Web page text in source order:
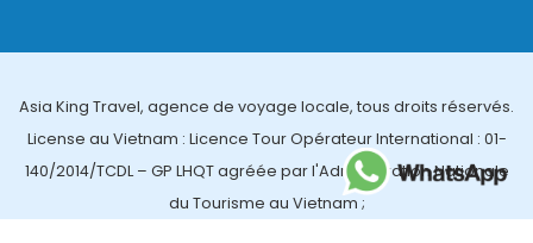
Asia King Travel, agence de voyage locale, tous droits réservés.
License au Vietnam : Licence Tour Opérateur International : 01-
140/2014/TCDL – GP LHQT agréée par l'Administration Nationale
du Tourisme au Vietnam ;